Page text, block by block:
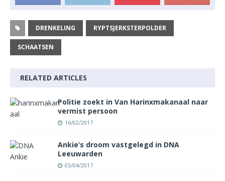
DRENKELING RYPTSJERKSTERPOLDER
SCHAATSEN
RELATED ARTICLES
Politie zoekt in Van Harinxmakanaal naar
vermist persoon
16/02/2017
Ankie’s droom vastgelegd in DNA
Leeuwarden
03/04/2017